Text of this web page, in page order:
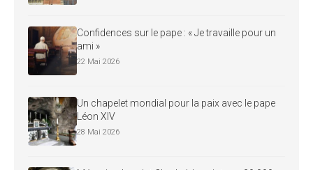
Confidences sur le pape : « Je travaille pour un
ami »
22 Mai 2026
Un chapelet mondial pour la paix avec le pape
Léon XIV
28 Mai 2026